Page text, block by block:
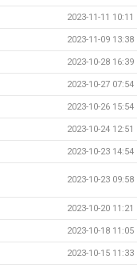
2023-11-11 10:11
2023-11-09 13:38
2023-10-28 16:39
2023-10-27 07:54
2023-10-26 15:54
2023-10-24 12:51
2023-10-23 14:54
2023-10-23 09:58
2023-10-20 11:21
2023-10-18 11:05
2023-10-15 11:33